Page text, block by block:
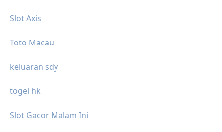
Slot Axis
Toto Macau
keluaran sdy
togel hk
Slot Gacor Malam Ini